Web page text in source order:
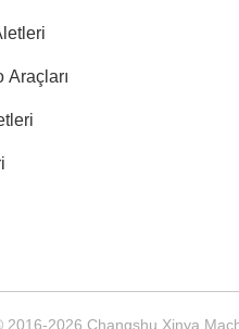
Araçları
2016-2026 Changshu Xinya